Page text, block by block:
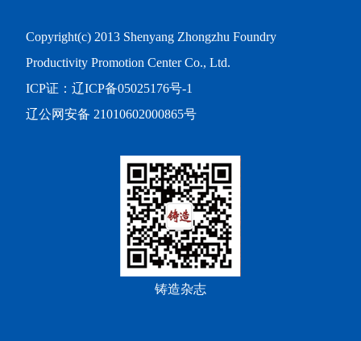
Copyright(c) 2013 Shenyang Zhongzhu Foundry
Productivity Promotion Center Co., Ltd.
ICP证： 辽ICP备05025176号-1
辽公网安备 21010602000865号
铸造杂志